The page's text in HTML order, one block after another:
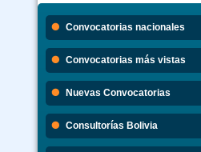
Convocatorias nacionales
Convocatorias más vistas
Nuevas Convocatorias
Consultorías Bolivia